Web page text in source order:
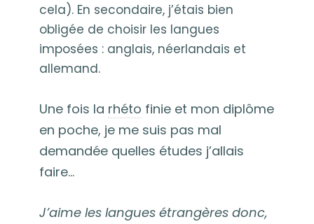
cela). En secondaire, j’étais bien
obligée de choisir les langues
imposées : anglais, néerlandais et
allemand.
Une fois la rhéto finie et mon diplôme
en poche, je me suis pas mal
demandée quelles études j’allais
faire…
J’aime les langues étrangères donc,